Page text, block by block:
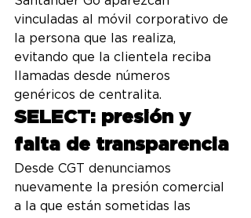
vinculadas al móvil corporativo de
la persona que las realiza,
evitando que la clientela reciba
llamadas desde números
genéricos de centralita.
SELECT: presión y
falta de transparencia
Desde CGT denunciamos
nuevamente la presión comercial
a la que están sometidas las